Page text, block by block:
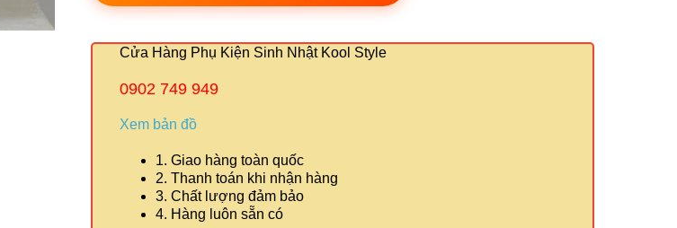
Cửa Hàng Phụ Kiện Sinh Nhật Kool Style
0902 749 949
Xem bản đồ
1. Giao hàng toàn quốc
2. Thanh toán khi nhận hàng
3. Chất lượng đảm bảo
4. Hàng luôn sẵn có